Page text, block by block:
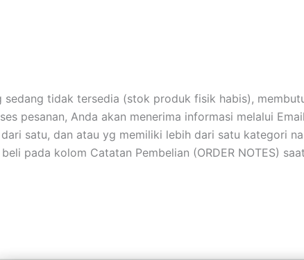
sedang tidak tersedia (stok produk fisik habis),
pesanan, Anda akan menerima informasi melalui
satu, dan atau yg memiliki lebih dari satu kategori
pada kolom Catatan Pembelian (ORDER NOTES)